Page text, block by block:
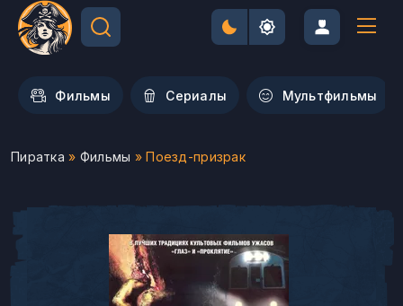
Фильмы Сериалы Мультфильмы
Пиратка » Фильмы » Поезд-призрак